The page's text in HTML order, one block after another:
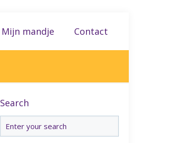
Mijn mandje Contact
Search